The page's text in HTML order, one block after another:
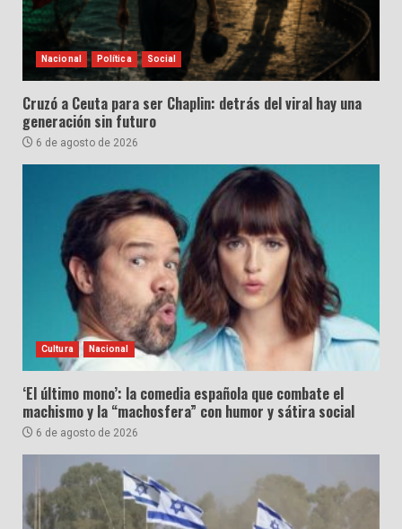
Nacional Política Social
Cruzó a Ceuta para ser Chaplin: detrás del viral hay una
generación sin futuro
6 de agosto de 2026
Cultura Nacional
‘El último mono’: la comedia española que combate el
machismo y la “machosfera” con humor y sátira social
6 de agosto de 2026